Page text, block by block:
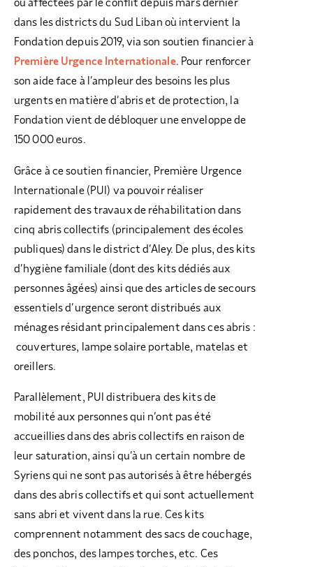
ou affectées par le conflit depuis mars dernier
dans les districts du Sud Liban où intervient la
Fondation depuis 2019, via son soutien financier à
Première Urgence Internationale. Pour renforcer
son aide face à l’ampleur des besoins les plus
urgents en matière d’abris et de protection, la
Fondation vient de débloquer une enveloppe de
150 000 euros.
Grâce à ce soutien financier, Première Urgence
Internationale (PUI) va pouvoir réaliser
rapidement des travaux de réhabilitation dans
cinq abris collectifs (principalement des écoles
publiques) dans le district d’Aley. De plus, des kits
d’hygiène familiale (dont des kits dédiés aux
personnes âgées) ainsi que des articles de secours
essentiels d’urgence seront distribués aux
ménages résidant principalement dans ces abris :
couvertures, lampe solaire portable, matelas et
oreillers.
Parallèlement, PUI distribuera des kits de
mobilité aux personnes qui n’ont pas été
accueillies dans des abris collectifs en raison de
leur saturation, ainsi qu’à un certain nombre de
Syriens qui ne sont pas autorisés à être hébergés
dans des abris collectifs et qui sont actuellement
sans abri et vivent dans la rue. Ces kits
comprennent notamment des sacs de couchage,
des ponchos, des lampes torches, etc. Ces